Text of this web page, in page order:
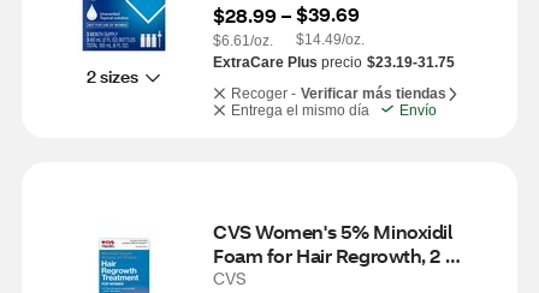
2 sizes
$28.99 –
$6.61/oz.
$39.69
$14.49/oz.
ExtraCare Plus precio $23.19-31.75
Recoger - Verificar más tiendas
Entrega el mismo día
Envío
CVS Women's 5% Minoxidil
Foam for Hair Regrowth, 2
Month Supply
CVS